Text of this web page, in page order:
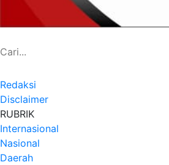
Redaksi
Disclaimer
RUBRIK
Internasional
Nasional
Daerah